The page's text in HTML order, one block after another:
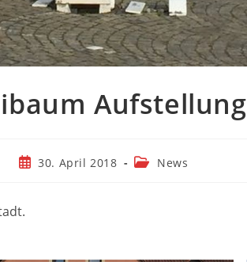
Aufstellung
Beitrag30. April 2018
Beitrags-
News